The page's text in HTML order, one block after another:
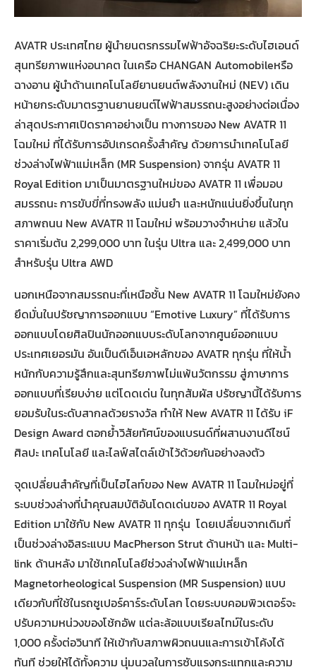
AVATR ประเทศไทย ผู้นำยนตรกรรมไฟฟ้าอัจฉริยะระดับไฮเอนด์
สุนทรียภาพแห่งอนาคต ในเครือ CHANGAN Automobileหรือ
ฉางอาน ผู้นำด้านเทคโนโลยียานยนต์พลังงานใหม่ (NEV) เดิน
หน้ายกระดับมาตรฐานยานยนต์ไฟฟ้าสมรรถนะสูงอย่างต่อเนื่อง
ล่าสุดประกาศเปิดราคาอย่างเป็น ทางการของ New AVATR 11
โฉมใหม่ ที่ได้รับการอัปเกรดครั้งสำคัญ ด้วยการนำเทคโนโลยี
ช่วงล่างไฟฟ้าแม่เหล็ก (MR Suspension) จากรุ่น AVATR 11
Royal Edition มาเป็นมาตรฐานใหม่ของ AVATR 11 เพื่อมอบ
สมรรถนะ การขับขี่ที่ทรงพลัง แม่นยำ และหนักแน่นยิ่งขึ้นในทุก
สภาพถนน New AVATR 11 โฉมใหม่ พร้อมวางจำหน่าย แล้วใน
ราคาเริ่มต้น 2,299,000 บาท ในรุ่น Ultra และ 2,499,000 บาท
สำหรับรุ่น Ultra AWD
นอกเหนือจากสมรรถนะที่เหนือชั้น New AVATR 11 โฉมใหม่ยังคง
ยึดมั่นในปรัชญาการออกแบบ “Emotive Luxury” ที่ได้รับการ
ออกแบบโดยศิลปินนักออกแบบระดับโลกจากศูนย์ออกแบบ
ประเทศเยอรมัน อันเป็นดีเอ็นเอหลักของ AVATR ทุกรุ่น ที่ให้น้ำ
หนักกับความรู้สึกและสุนทรียภาพไม่แพ้นวัตกรรม สู่ภาษาการ
ออกแบบที่เรียบง่าย แต่โดดเด่น ในทุกสัมผัส ปรัชญานี้ได้รับการ
ยอมรับในระดับสากลด้วยรางวัล ทำให้ New AVATR 11 ได้รับ iF
Design Award ตอกย้ำวิสัยทัศน์ของแบรนด์ที่ผสานงานดีไซน์
ศิลปะ เทคโนโลยี และไลฟ์สไตล์เข้าไว้ด้วยกันอย่างลงตัว
จุดเปลี่ยนสำคัญที่เป็นไฮไลท์ของ New AVATR 11 โฉมใหม่อยู่ที่
ระบบช่วงล่างที่นำคุณสมบัติอันโดดเด่นของ AVATR 11 Royal
Edition มาใช้กับ New AVATR 11 ทุกรุ่น โดยเปลี่ยนจากเดิมที่
เป็นช่วงล่างอิสระแบบ MacPherson Strut ด้านหน้า และ Multi-
link ด้านหลัง มาใช้เทคโนโลยีช่วงล่างไฟฟ้าแม่เหล็ก
Magnetorheological Suspension (MR Suspension) แบบ
เดียวกับที่ใช้ในรถซูเปอร์คาร์ระดับโลก โดยระบบคอมพิวเตอร์จะ
ปรับความหน่วงของโช้กอัพ แต่ละล้อแบบเรียลไทม์ในระดับ
1,000 ครั้งต่อวินาที ให้เข้ากับสภาพผิวถนนและการเข้าโค้งได้
ทันที ช่วยให้ได้ทั้งความ นุ่มนวลในการซับแรงกระแทกและความ